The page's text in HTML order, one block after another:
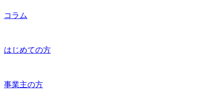
コラム
はじめての方
事業主の方